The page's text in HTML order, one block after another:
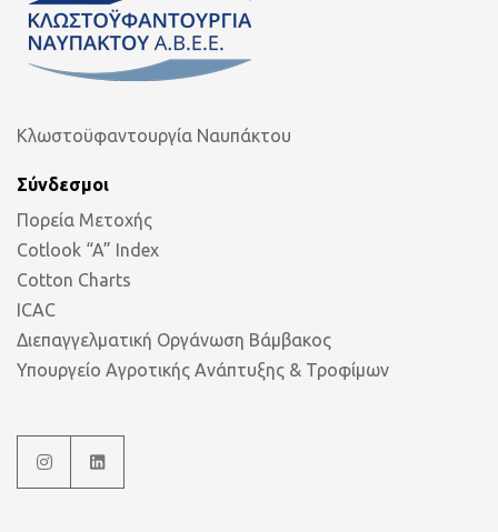
Κλωστοϋφαντουργία Ναυπάκτου
Σύνδεσμοι
Πορεία Μετοχής
Cotlook “A” Index
Cotton Charts
ICAC
Διεπαγγελματική Οργάνωση Βάμβακος
Υπουργείο Αγροτικής Ανάπτυξης & Τροφίμων